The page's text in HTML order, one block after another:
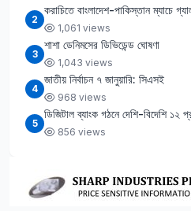
2
করাচিতে বাংলাদেশ-পাকিস্তান ম্যাচে
1,061 views
3
শাশা ডেনিমসের ডিভিডেন্ড ঘোষণা
1,043 views
4
জাতীয় নির্বাচন ৭ জানুয়ারি: সিএসই
968 views
5
ডিজিটাল ব্যাংক গঠনে দেশি-বিদেশি ১২
856 views